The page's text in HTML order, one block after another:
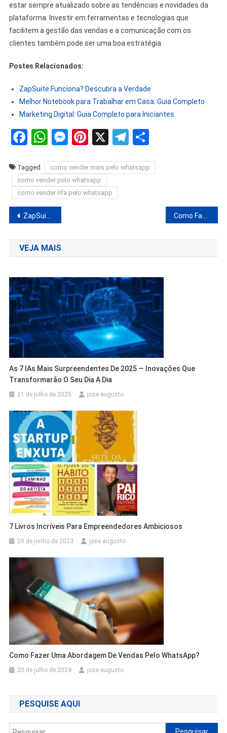
estar sempre atualizado sobre as tendências e novidades da
plataforma. Investir em ferramentas e tecnologias que
facilitem a gestão das vendas e a comunicação com os
clientes também pode ser uma boa estratégia.
Postes Relacionados:
ZapSuite Funciona? Descubra a Verdade
Melhor Notebook para Trabalhar em Casa: Guia Completo
Marketing Digital: Guia Completo para Iniciantes
Facebook
WhatsApp
Messenger
Pinterest
X Telegram
Share
Tagged
como vender mais pelo whatsapp
como vender pelo whatsapp
como vender rifa pelo whatsapp
Navegação
de
Post
ZapSuite Funciona Vale A Pena? Análise Completa e Detalhada
VEJA MAIS
As 7 IAs Mais Surpreendentes De 2025 — Inovações Que
Transformarão O Seu Dia A Dia
21 de julho de 2025 jose augusto
7 Livros Incríveis Para Empreendedores Ambiciosos
20 de junho de 2023 jose augusto
Como Fazer Uma Abordagem De Vendas Pelo WhatsApp?
20 de julho de 2024 jose augusto
PESQUISE AQUI
Pesquisar